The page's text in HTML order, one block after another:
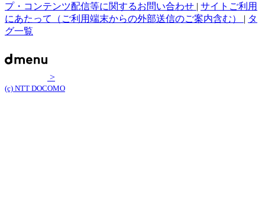
プ・コンテンツ配信等に関するお問い合わせ | サイトご利用
にあたって（ご利用端末からの外部送信のご案内含む） | タ
グ一覧
>
(c) NTT DOCOMO